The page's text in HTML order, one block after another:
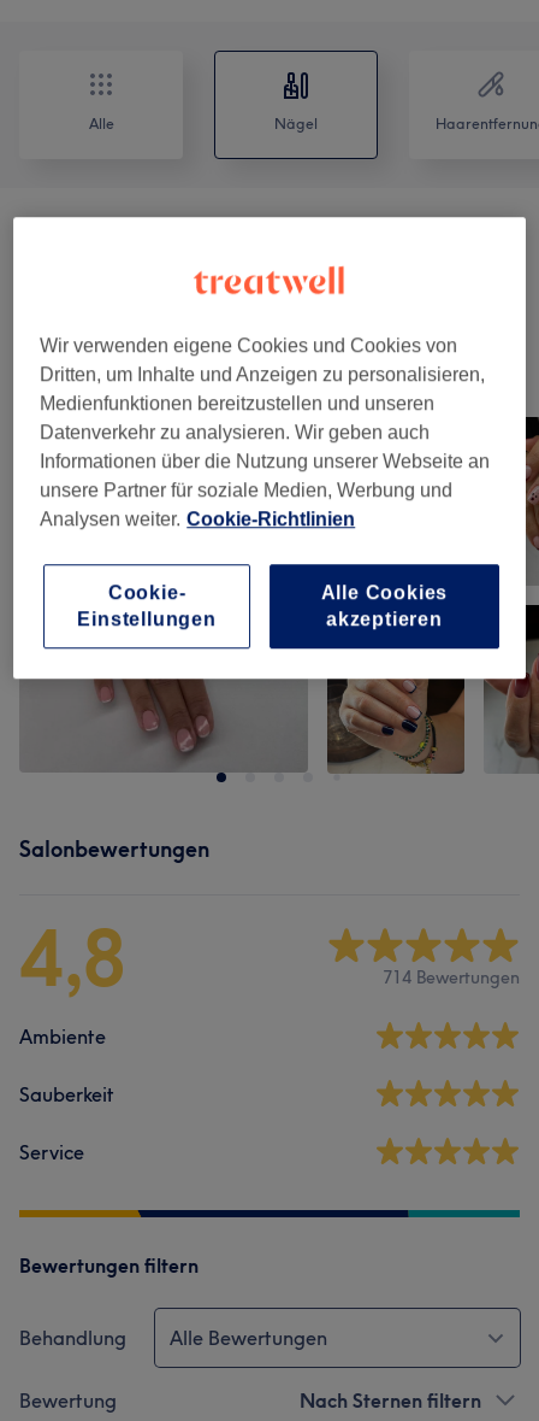
Alle Nägel
Maniküre & Pediküre ( 6)
Unsere Arbeit
Bild anklicken für weitere Details
Salonbewertungen
4,8 714 Bewertungen
Ambiente
Sauberkeit
Service
Bewertungen filtern
Behandlung Alle Bewertungen
Bewertung Nach Sternen filtern
Wir verwenden eigene Cookies und Cookies von
Dritten, um Inhalte und Anzeigen zu personalisieren,
Medienfunktionen bereitzustellen und unseren
Datenverkehr zu analysieren. Wir geben auch
Informationen über die Nutzung unserer Webseite an
unsere Partner für soziale Medien, Werbung und
Analysen weiter. Cookie-Richtlinien
Cookie-
Einstellungen
Alle Cookies
akzeptieren